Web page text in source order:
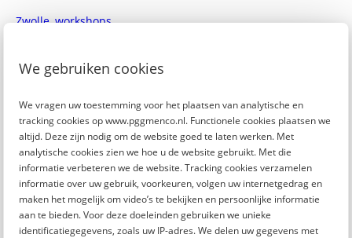
We gebruiken cookies
We vragen uw toestemming voor het plaatsen van analytische en
tracking cookies op www.pggmenco.nl. Functionele cookies plaatsen we
altijd. Deze zijn nodig om de website goed te laten werken. Met
analytische cookies zien we hoe u de website gebruikt. Met die
informatie verbeteren we de website. Tracking cookies verzamelen
informatie over uw gebruik, voorkeuren, volgen uw internetgedrag en
maken het mogelijk om video’s te bekijken en persoonlijke informatie
aan te bieden. Voor deze doeleinden gebruiken we unieke
identificatiegegevens, zoals uw IP-adres. We delen uw gegevens met
Zwolle, workshops
activiteiten voor je klaar. Doe mee aan een yogales, test je
Utrecht:
Soest, middag en avondactiviteit
Gemeente Soest viert op vrijdag 8 november de Dag van de
Mantelzorg met een programma speciaal voor jou en een